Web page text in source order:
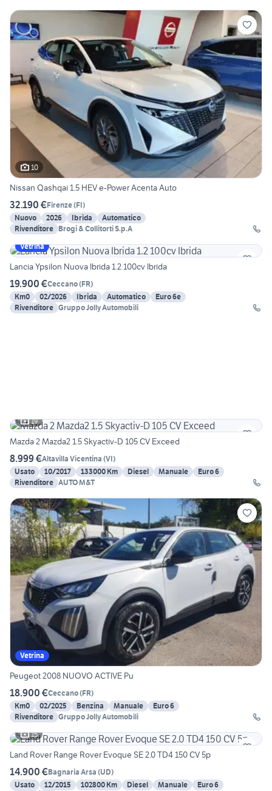
10
Nissan Qashqai 1.5 HEV e-Power Acenta Auto
32.190 €Firenze(FI)
Nuovo
2026 Ibrida
Automatico
Rivenditore Brogi & Collitorti S.p.A
Vetrina
Lancia Ypsilon Nuova Ibrida 1.2 100cv Ibrida
19.900 €Ceccano(FR)
Km0
02/2026 Ibrida Automatico
Euro 6e
Rivenditore Gruppo Jolly Automobili
19
Mazda 2 Mazda2 1.5 Skyactiv-D 105 CV Exceed
8.999 €Altavilla Vicentina (VI)
Usato
10/2017 133000 Km Diesel Manuale
Euro 6
Rivenditore AUTO M&T
Vetrina
Peugeot 2008 NUOVO ACTIVE Pu
18.900 €Ceccano(FR)
Km0
02/2025 Benzina Manuale
Euro 6
Rivenditore Gruppo Jolly Automobili
15
Land Rover Range Rover Evoque SE 2.0 TD4 150 CV 5p
14.900 €Bagnaria Arsa (UD)
Usato
12/2015 102800 Km Diesel Manuale Euro 6